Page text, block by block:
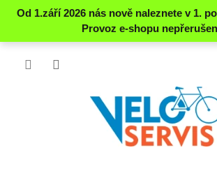
Přejít